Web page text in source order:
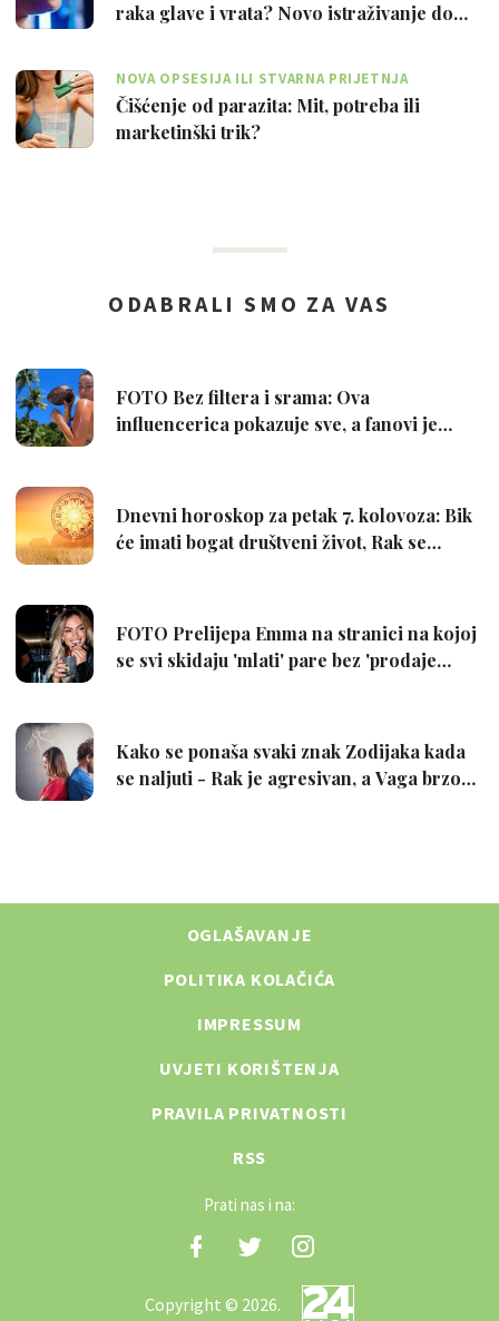
raka glave i vrata? Novo istraživanje do…
NOVA OPSESIJA ILI STVARNA PRIJETNJA
Čišćenje od parazita: Mit, potreba ili
marketinški trik?
OGLAŠAVANJE
POLITIKA KOLAČIĆA
IMPRESSUM
UVJETI KORIŠTENJA
PRAVILA PRIVATNOSTI
RSS
Prati nas i na:
Copyright © 2026.